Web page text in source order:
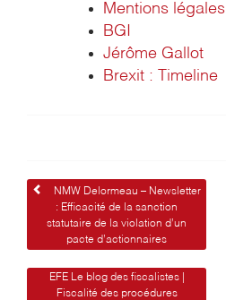
Mentions légales
BGI
Jérôme Gallot
Brexit : Timeline
Navigation
de
l’article
NMW Delormeau – Newsletter
: Efficacité de la sanction
statutaire de la violation d’un
pacte d’actionnaires
EFE Le blog des fiscalistes |
Fiscalité des procédures